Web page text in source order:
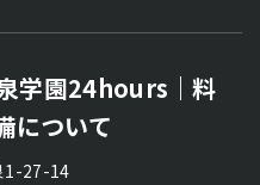
学園24hours｜料
について
1-27-14
ーチ【宮﨑裕樹】の
Presented by
クル【parry
募集